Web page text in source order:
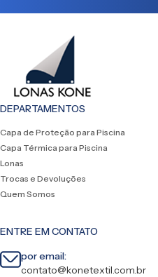
DEPARTAMENTOS
Capa de Proteção para Piscina
Capa Térmica para Piscina
Lonas
Trocas e Devoluções
Quem Somos
ENTRE EM CONTATO
por email:
contato@konetextil.com.br